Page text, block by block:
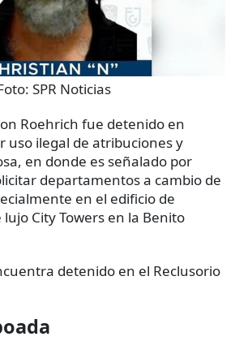
SPR Noticias
Roehrich fue detenido en
uso ilegal de atribuciones y
en donde es señalado por
departamentos a cambio de
en el edificio de
City Towers en la Benito
detenido en el Reclusorio